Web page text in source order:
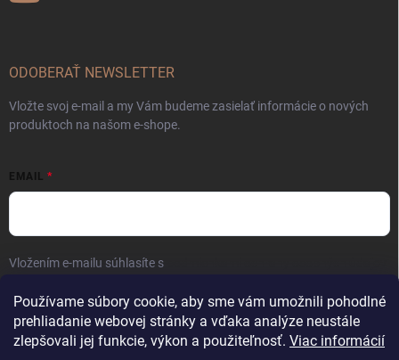
Používame súbory cookie, aby sme vám umožnili pohodlné
prehliadanie webovej stránky a vďaka analýze neustále
zlepšovali jej funkcie, výkon a použiteľnosť. Viac informácií
ODOBERAŤ NEWSLETTER
Vložte svoj e-mail a my Vám budeme zasielať informácie o nových
produktoch na našom e-shope.
EMAIL
Vložením e-mailu súhlasíte s
Prihlásiť sa